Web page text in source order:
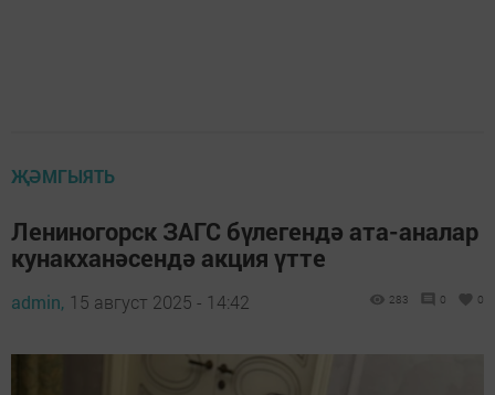
ҖӘМГЫЯТЬ
Лениногорск ЗАГС бүлегендә ата-аналар
кунакханәсендә акция үтте
admin, 15 август 2025 - 14:42 283 0 0